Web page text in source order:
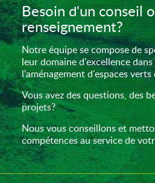
Besoin d'un conseil
renseignement?
Notre équipe se compose de
leur domaine d'excellence
l'aménagement d'espaces
Vous avez des questions, des
projets?
Nous vous conseillons et
compétences au service de